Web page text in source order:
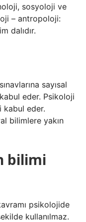
sosyoloji ve
– antropoloji:
dalıdır.
sayısal
eder. Psikoloji
kabul eder.
bilimlere yakın
bilimi
psikolojide
kullanılmaz.